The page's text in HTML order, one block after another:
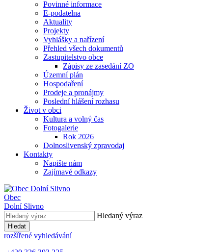
Povinné informace
E-podatelna
Aktuality
Projekty
Vyhlášky a nařízení
Přehled všech dokumentů
Zastupitelstvo obce
Zápisy ze zasedání ZO
Územní plán
Hospodaření
Prodeje a pronájmy
Poslední hlášení rozhasu
Život v obci
Kultura a volný čas
Fotogalerie
Rok 2026
Dolnoslivenský zpravodaj
Kontakty
Napište nám
Zajímavé odkazy
Obec
Dolní Slivno
Hledaný výraz
Hledat
rozšířené vyhledávání